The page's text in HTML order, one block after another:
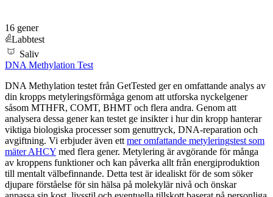
16 gener
Labbtest
Saliv
DNA Methylation Test
DNA Methylation testet från GetTested ger en omfattande analys av
din kropps metyleringsförmåga genom att utforska nyckelgener
såsom MTHFR, COMT, BHMT och flera andra. Genom att
analysera dessa gener kan testet ge insikter i hur din kropp hanterar
viktiga biologiska processer som genuttryck, DNA-reparation och
avgiftning. Vi erbjuder även ett mer omfattande metyleringstest som
mäter AHCY med flera gener. Metylering är avgörande för många
av kroppens funktioner och kan påverka allt från energiproduktion
till mentalt välbefinnande. Detta test är idealiskt för de som söker
djupare förståelse för sin hälsa på molekylär nivå och önskar